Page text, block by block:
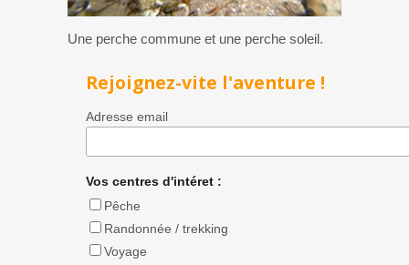
Une perche commune et une perche soleil.
Rejoignez-vite l'aventure !
Adresse email
Vos centres d'intéret :
Pêche
Randonnée / trekking
Voyage